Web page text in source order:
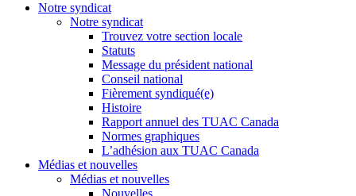
Notre syndicat
Notre syndicat
Trouvez votre section locale
Statuts
Message du président national
Conseil national
Fièrement syndiqué(e)
Histoire
Rapport annuel des TUAC Canada
Normes graphiques
L’adhésion aux TUAC Canada
Médias et nouvelles
Médias et nouvelles